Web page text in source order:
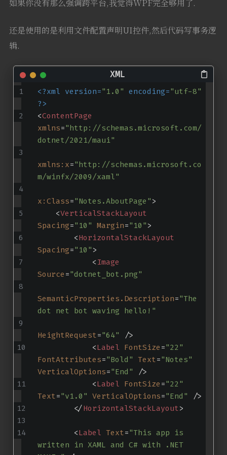
如果你没有那么强调跨平台,我觉得WPF完全够用了.
还是使用的是利用文件配置声明UI控件,然后代码写事务逻
辑.
<?xml version="1.0" encoding="utf-8"
?>
<ContentPage
xmlns="http://schemas.microsoft.com/
dotnet/2021/maui"
xmlns:x="http://schemas.microsoft.co
m/winfx/2009/xaml"
x:Class="Notes.AboutPage">
<VerticalStackLayout
Spacing="10" Margin="10">
<HorizontalStackLayout
Spacing="10">
<Image
Source ="dotnet_bot.png"
SemanticProperties.Description="The
dot net bot waving hello!"
HeightRequest="64" />
<Label FontSize ="22"
FontAttributes="Bold" Text="Notes"
VerticalOptions="End" />
<Label FontSize ="22"
Text="v1.0" VerticalOptions="End" />
</HorizontalStackLayout>
<Label Text="This app is
written in XAML and C# with .NET